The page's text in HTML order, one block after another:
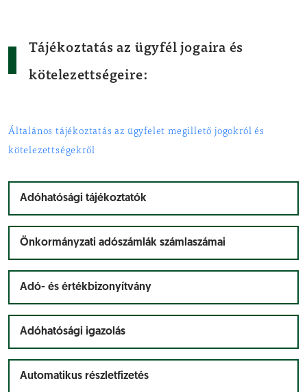
Tájékoztatás az ügyfél jogaira és
kötelezettségeire:
Általános tájékoztatás az ügyfelet megillető jogokról és
kötelezettségekről
Adóhatósági tájékoztatók
Önkormányzati adószámlák számlaszámai
Adó- és értékbizonyítvány
Adóhatósági igazolás
Automatikus részletfizetés